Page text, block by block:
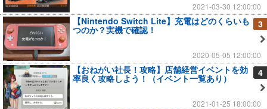
2021-03-30 12:00:00
3
【Nintendo Switch Lite】充電はどのくらいも
つのか？実機で確認！
2020-05-05 12:00:00
4
【おねがい社長！攻略】店舗経営イベントを効
率良く攻略しよう！（イベント一覧あり）
2021-01-25 18:00:00